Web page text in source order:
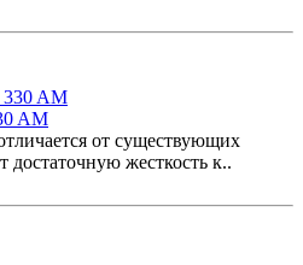
AM
от существующих
жесткость к..